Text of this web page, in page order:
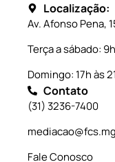
Localização:
Av. Afonso Pena,
Terça a sábado:
Domingo: 17h às
Contato
(31) 3236-7400
Fale Conosco